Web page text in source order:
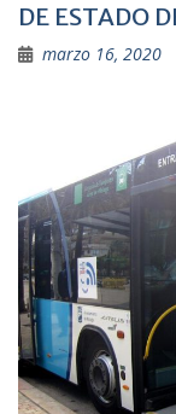
DE ESTADO
marzo 16, 2020